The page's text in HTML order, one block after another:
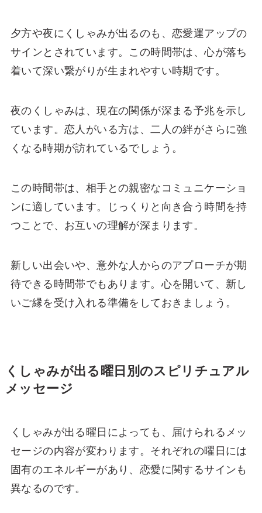
夕方や夜にくしゃみが出るのも、恋愛運アップの
サインとされています。この時間帯は、心が落ち
着いて深い繋がりが生まれやすい時期です。
夜のくしゃみは、現在の関係が深まる予兆を示し
ています。恋人がいる方は、二人の絆がさらに強
くなる時期が訪れているでしょう。
この時間帯は、相手との親密なコミュニケーショ
ンに適しています。じっくりと向き合う時間を持
つことで、お互いの理解が深まります。
新しい出会いや、意外な人からのアプローチが期
待できる時間帯でもあります。心を開いて、新し
いご縁を受け入れる準備をしておきましょう。
くしゃみが出る曜日別のスピリチュアル
メッセージ
くしゃみが出る曜日によっても、届けられるメッ
セージの内容が変わります。それぞれの曜日には
固有のエネルギーがあり、恋愛に関するサインも
異なるのです。